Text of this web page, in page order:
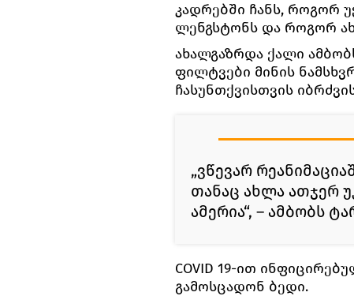
კადრებში ჩანს, როგორ
ლენგსტონს და როგორ
ახალგაზრდა ქალი
ფილტვები მინის
ჩასუნთქვისთვის
„ვწევარ
თანაც ახლა ათჯერ
ამერია“, ― ამბობს
COVID 19-ით
გამოსცადონ ბედი.